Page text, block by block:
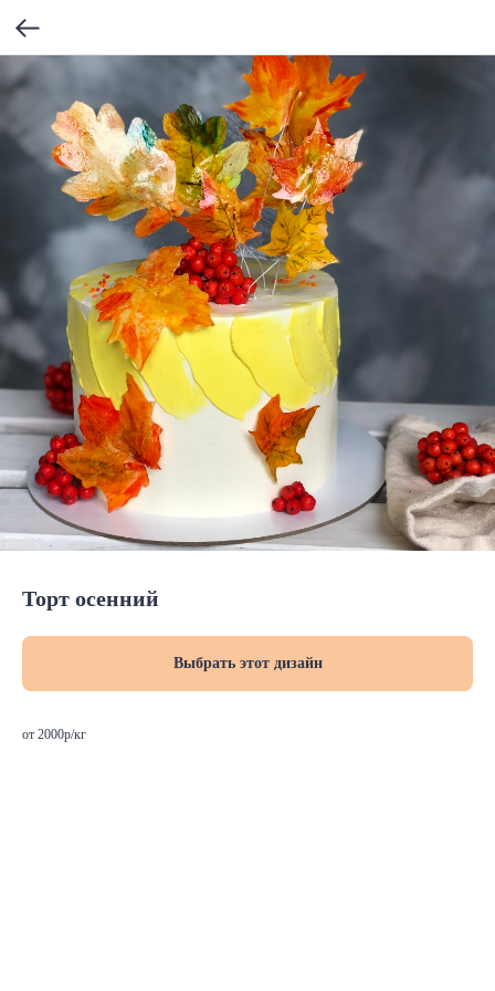
Торт осенний
Выбрать этот дизайн
от 2000р/кг